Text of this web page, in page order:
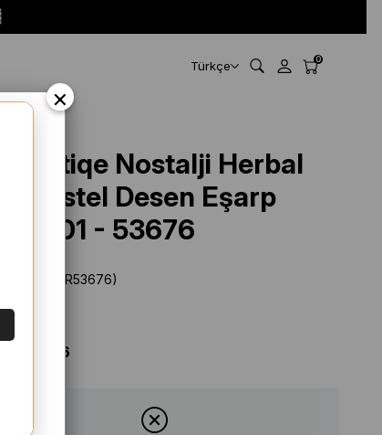
Türkçe 0
Boutiqe Nostalji Herbal
Pastel Desen Eşarp
- 01 - 53676
(SYR53676)
$ 5.56
×